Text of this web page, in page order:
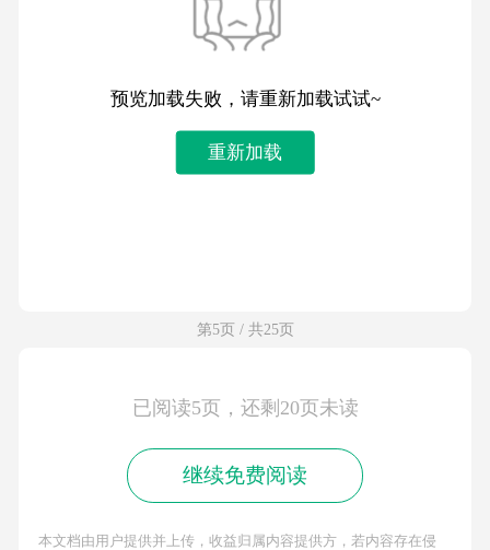
预览加载失败，请重新加载试试~
重新加载
第5页 / 共25页
已阅读5页，还剩20页未读
继续免费阅读
本文档由用户提供并上传，收益归属内容提供方，若内容存在侵